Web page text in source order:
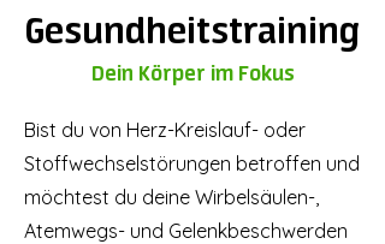
Gesundheitstraining
Dein Körper im Fokus
Bist du von Herz-Kreislauf- oder
Stoffwechselstörungen betroffen und
möchtest du deine Wirbelsäulen-,
Atemwegs- und Gelenkbeschwerden